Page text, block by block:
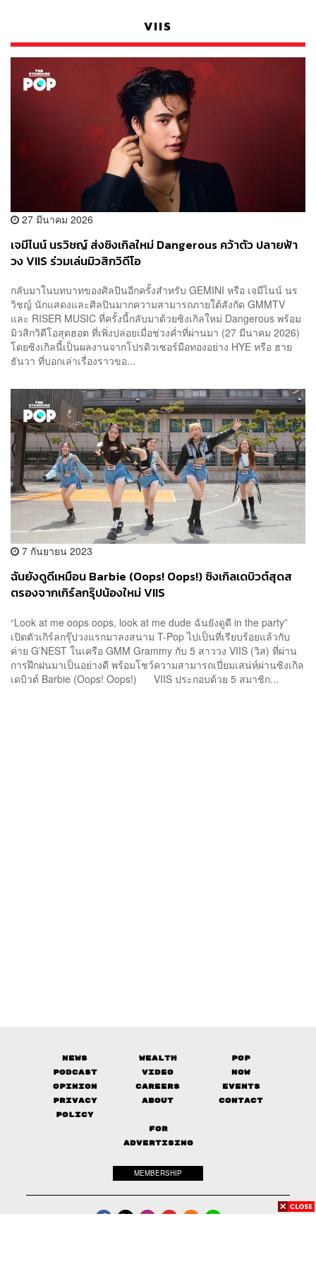
VIIS
27 มีนาคม 2026
เจมีไนน์ นรวิชญ์ ส่งซิงเกิลใหม่ Dangerous คว้าตัว ปลายฟ้า
วง VIIS ร่วมเล่นมิวสิกวิดีโอ
กลับมาในบทบาทของศิลปินอีกครั้งสำหรับ GEMINI หรือ เจมีไนน์ นร
วิชญ์ นักแสดงและศิลปินมากความสามารถภายใต้สังกัด GMMTV
และ RISER MUSIC ที่ครั้งนี้กลับมาด้วยซิงเกิลใหม่ Dangerous พร้อม
มิวสิกวิดีโอสุดฮอต ที่เพิ่งปล่อยเมื่อช่วงค่ำที่ผ่านมา (27 มีนาคม 2026)
โดยซิงเกิลนี้เป็นผลงานจากโปรดิวเซอร์มือทองอย่าง HYE หรือ ฮาย
ธันวา ที่บอกเล่าเรื่องราวขอ...
7 กันยายน 2023
ฉันยังดูดีเหมือน Barbie (Oops! Oops!) ซิงเกิลเดบิวต์สุดส
ตรองจากเกิร์ลกรุ๊ปน้องใหม่ VIIS
“Look at me oops oops, look at me dude ฉันยังดูดี in the party”
เปิดตัวเกิร์ลกรุ๊ปวงแรกมาลงสนาม T-Pop ไปเป็นที่เรียบร้อยแล้วกับ
ค่าย G’NEST ในเครือ GMM Grammy กับ 5 สาววง VIIS (วิส) ที่ผ่าน
การฝึกฝนมาเป็นอย่างดี พร้อมโชว์ความสามารถเปี่ยมเสน่ห์ผ่านซิงเกิล
เดบิวต์ Barbie (Oops! Oops!) VIIS ประกอบด้วย 5 สมาชิก...
News Wealth
Pop
Podcast
Video
Now
Opinion
Careers
Events
Privacy
Policy
About Contact
FOR
ADVERTISING
MEMBERSHIP